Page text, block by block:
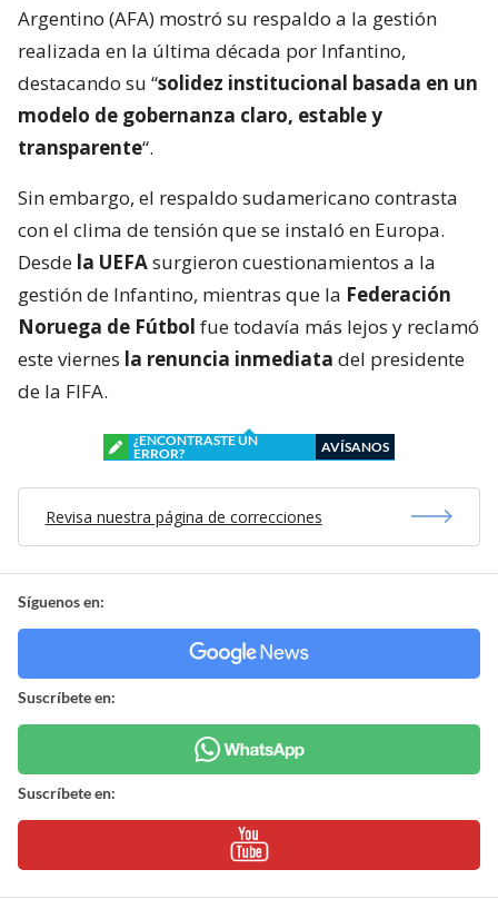
Argentino (AFA) mostró su respaldo a la gestión
realizada en la última década por Infantino,
destacando su “solidez institucional basada en un
modelo de gobernanza claro, estable y
transparente“.
Sin embargo, el respaldo sudamericano contrasta
con el clima de tensión que se instaló en Europa.
Desde la UEFAsurgieron cuestionamientos a la
gestión de Infantino, mientras que la Federación
Noruega de Fútbol fue todavía más lejos y reclamó
este viernes la renuncia inmediata del presidente
de la FIFA.
¿ENCONTRASTE UN
ERROR?
AVÍSANOS
Revisa nuestra página de correcciones
Síguenos en:
Suscríbete en:
Suscríbete en: